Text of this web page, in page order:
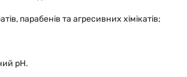
парабенів та агресивних хімікатів;
рН.